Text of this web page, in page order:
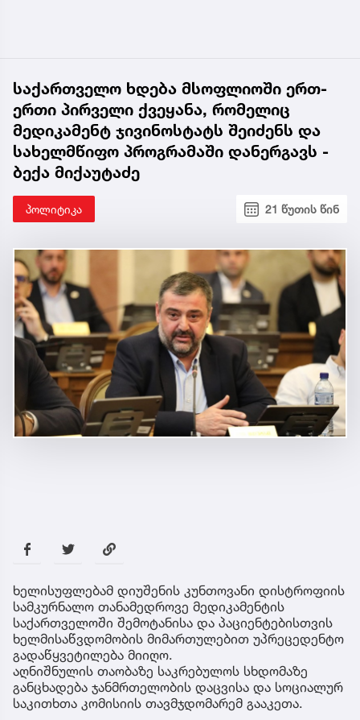
საქართველო ხდება მსოფლიოში ერთ-
ერთი პირველი ქვეყანა, რომელიც
მედიკამენტ ჯივინოსტატს შეიძენს და
სახელმწიფო პროგრამაში დანერგავს -
ბექა მიქაუტაძე
პოლიტიკა 21 წუთის წინ
ხელისუფლებამ დიუშენის კუნთოვანი დისტროფიის
სამკურნალო თანამედროვე მედიკამენტის
საქართველოში შემოტანისა და პაციენტებისთვის
ხელმისაწვდომობის მიმართულებით უპრეცედენტო
გადაწყვეტილება მიიღო.
აღნიშნულის თაობაზე საკრებულოს სხდომაზე
განცხადება ჯანმრთელობის დაცვისა და სოციალურ
საკითხთა კომისიის თავმჯდომარემ გააკეთა.